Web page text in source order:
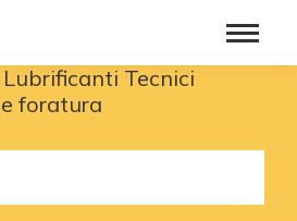
Tecnici
foratura